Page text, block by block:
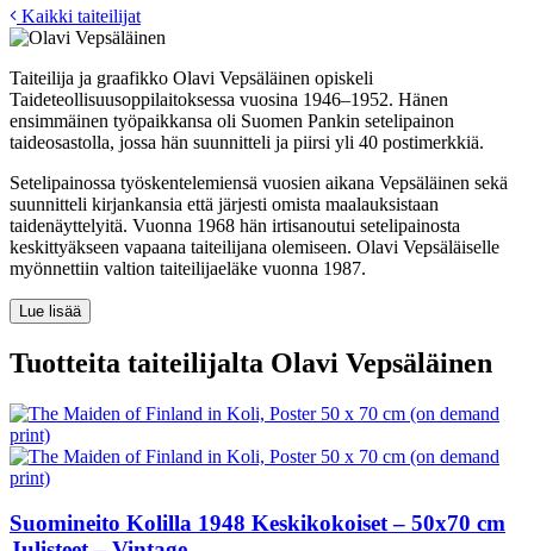
Kaikki taiteilijat
Taiteilija ja graafikko Olavi Vepsäläinen opiskeli
Taideteollisuusoppilaitoksessa vuosina 1946–1952. Hänen
ensimmäinen työpaikkansa oli Suomen Pankin setelipainon
taideosastolla, jossa hän suunnitteli ja piirsi yli 40 postimerkkiä.
Setelipainossa työskentelemiensä vuosien aikana Vepsäläinen sekä
suunnitteli kirjankansia että järjesti omista maalauksistaan
taidenäyttelyitä. Vuonna 1968 hän irtisanoutui setelipainosta
keskittyäkseen vapaana taiteilijana olemiseen. Olavi Vepsäläiselle
myönnettiin valtion taiteilijaeläke vuonna 1987.
Lue lisää
Tuotteita taiteilijalta Olavi Vepsäläinen
Suomineito Kolilla 1948 Keskikokoiset – 50x70 cm